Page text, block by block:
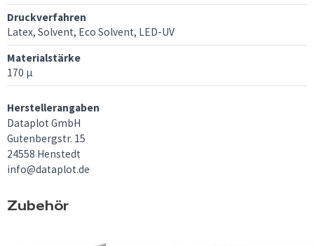
Druckverfahren
Latex, Solvent, Eco Solvent, LED-UV
Materialstärke
170 µ
Herstellerangaben
Dataplot GmbH
Gutenbergstr. 15
24558 Henstedt
info@dataplot.de
Zubehör